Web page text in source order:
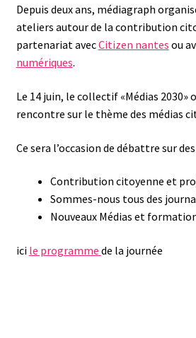
L’association
Adhésions et dons
Contact
Depuis deux ans, médiagraph
ateliers autour de la contribution
partenariat avecCitizen nantes ou
numériques.
Le 14 juin, le collectif «Médias 2030»
rencontre sur le thème des médias
Ce sera l’occasion de débattre sur
Contribution citoyenne et
Sommes-nous tous des
Nouveaux Médias et
ici le programme de la journée